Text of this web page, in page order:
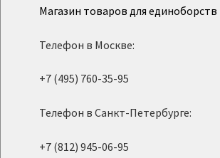
Магазин товаров для единоборств
Телефон в Москве:
+7 (495) 760-35-95
Телефон в Санкт-Петербурге:
+7 (812) 945-06-95